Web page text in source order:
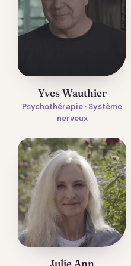
Yves Wauthier
Psychothérapie · Système
nerveux
Julie Ann